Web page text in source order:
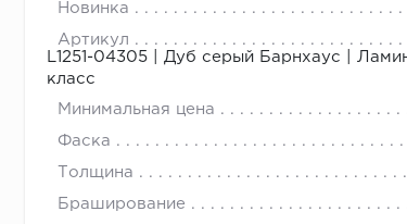
Новинка
Артикул
L1251-04305 | Дуб серый Барнхаус |
класс
Минимальная цена
Фаска
Толщина
Браширование